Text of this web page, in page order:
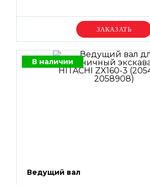
Уточняйте цену
В наличии
Ведущий вал